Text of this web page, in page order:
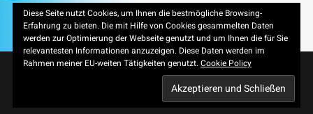
© loenneke.me Mediengestaltung2026 | Avada Theme by
| All Rights Reserved | Powered byWordPress
Diese Seite nutzt Cookies, um Ihnen die bestmögliche Browsing-
Erfahrung zu bieten. Die mit Hilfe von Cookies gesammelten Daten
werden zur Optimierung der Webseite genutzt und um Ihnen die für Sie
relevantesten Informationen anzuzeigen. Diese Daten werden im
Rahmen meiner EU-weiten Tätigkeiten genutzt.Cookie Policy